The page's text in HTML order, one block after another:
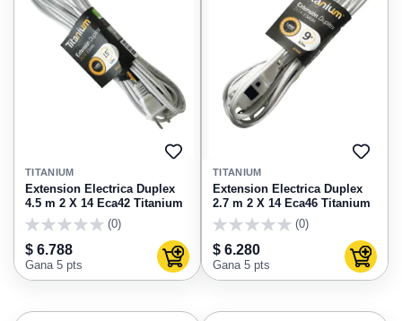
AGREGAR
FAVORITOS
TITANIUM
Extension Electrica Duplex
4.5 m 2 X 14 Eca42 Titanium
(0)
$ 6.788
Gana 5 pts Agregar al carrito
TITANIUM
Extension Electrica Duplex
2.7 m 2 X 14 Eca46 Titanium
(0)
$ 6.280
Gana 5 pts